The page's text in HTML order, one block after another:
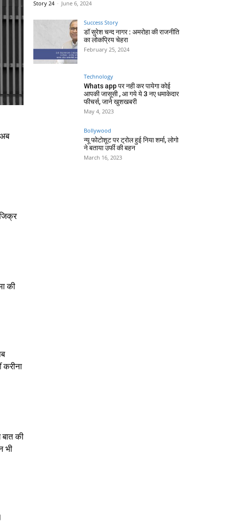
की
की
भी
Story 24 - June 6, 2024
Success Story
डॉ सुरेश चन्द नागर : अमरोहा की राजनीति
का लोकप्रिय चेहरा
February 25, 2024
Technology
Whats app पर नही कर पायेगा कोई
आपकी जासूसी , आ गये ये 3 नए धमाकेदार
फीचर्स, जाने खुशखबरी
May 4, 2023
Bollywood
न्यू फोटोशूट पर ट्रोल हुई निया शर्मा, लोगो
ने बताया उर्फी की बहन
March 16, 2023